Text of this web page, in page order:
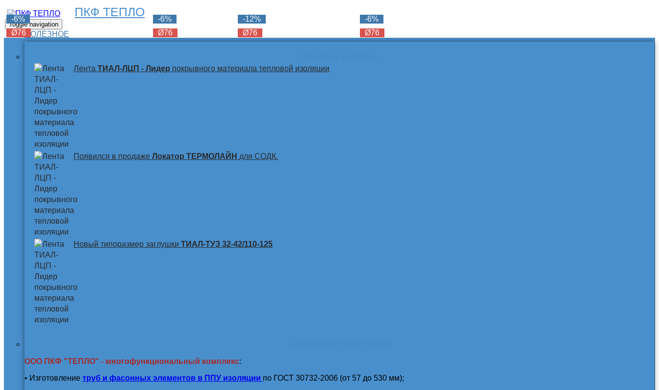
ПКФ ТЕПЛО
Toggle navigation
ПОЛЕЗНОЕ
Лента ТИАЛ-ЛЦП - Лидер покрывного материала тепловой изоляции
Появился в продаже Локатор ТЕРМОЛАЙН для СОДК.
Новый типоразмер заглушки ТИАЛ-ТУЗ 32-42/110-125
ООО ПКФ "ТЕПЛО" - многофункциональный комплекс:
• Изготовление труб и фасонных элементов в ППУ изоляции по ГОСТ 30732-2006 (от 57 до 530 мм);
-6%
Ø76
-6%
Ø76
-6%
Ø76
-6%
Ø76
-12%
Ø76